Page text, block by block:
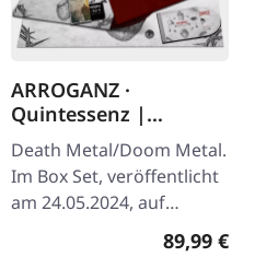
ARROGANZ ·
Quintessenz |
WOODEN BOX SET
Death Metal/Doom Metal.
Im Box Set, veröffentlicht
am 24.05.2024, auf
Supreme Chaos Records.
Regulärer
89,99 €